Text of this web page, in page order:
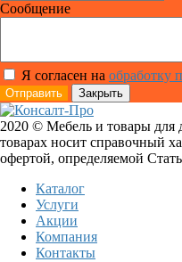
Сообщение
Я согласен на обработку
Отправить Закрыть
2020 © Мебель и товары для
товарах носит справочный
офертой, определяемой
Каталог
Услуги
Акции
Компания
Контакты